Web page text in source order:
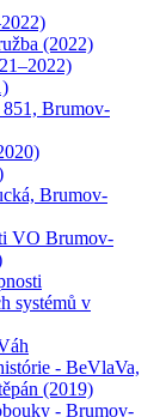
(2022)
851, Brumov-
Brumov-
VO Brumov-
systémů v
- BeVlaVa,
(2019)
- Brumov-